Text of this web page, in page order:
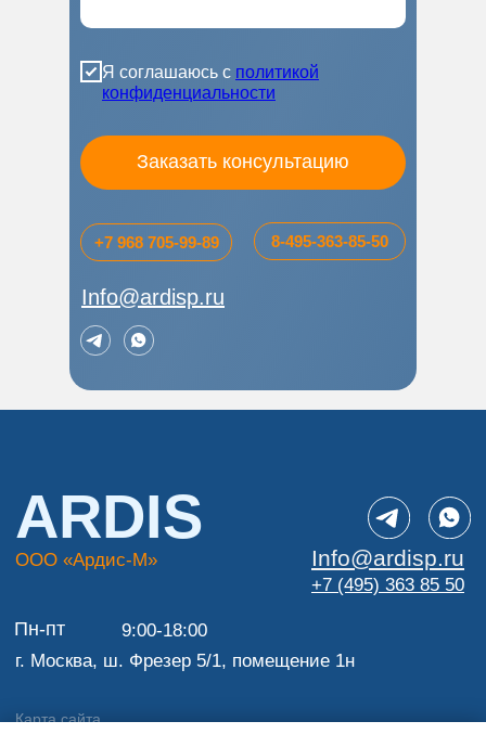
Info@ardisp.ru
Я соглашаюсь с политикой
конфиденциальности
Заказать консультацию
+7 968 705-99-89 8-495-363-85-50